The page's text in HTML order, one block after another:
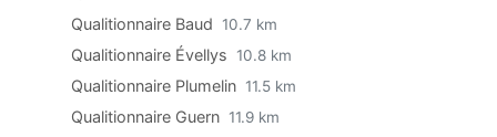
Qualitionnaire Baud 10.7 km
Qualitionnaire Évellys 10.8 km
Qualitionnaire Plumelin 11.5 km
Qualitionnaire Guern 11.9 km